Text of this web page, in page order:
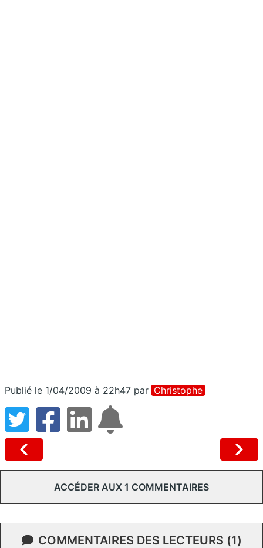
Publié le 1/04/2009 à 22h47 par Christophe
ACCÉDER AUX 1 COMMENTAIRES
COMMENTAIRES DES LECTEURS (1)